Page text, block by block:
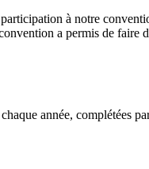
à notre
a permis de faire
année, complétées